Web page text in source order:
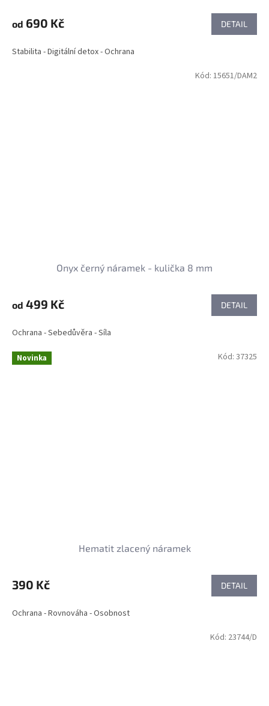
od 690 Kč DETAIL
Stabilita - Digitální detox - Ochrana
Onyx černý náramek - kulička 8 mm
od 499 Kč DETAIL
Ochrana - Sebedůvěra - Síla
Kód: 15651/DAM2
Novinka
Hematit zlacený náramek
390 Kč DETAIL
Ochrana - Rovnováha - Osobnost
Kód: 37325
Kód: 23744/D